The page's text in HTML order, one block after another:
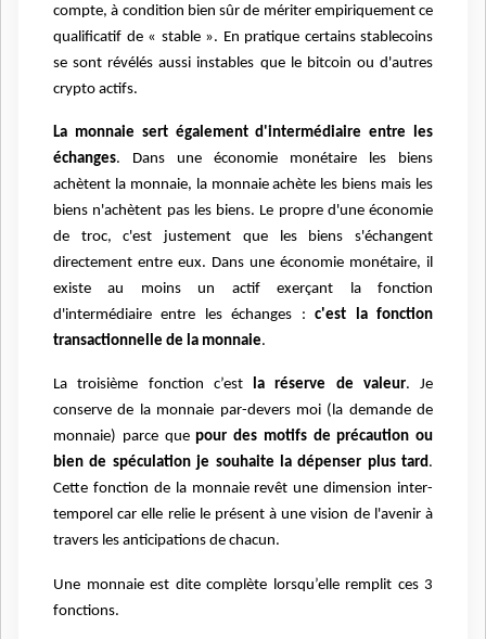
compte, à condition bien sûr de mériter empiriquement ce
qualificatif de « stable ». En pratique certains stablecoins
se sont révélés aussi instables que le bitcoin ou d'autres
crypto actifs.
La monnaie sert également d'intermédiaire entre les
échanges. Dans une économie monétaire les biens
achètent la monnaie, la monnaie achète les biens mais les
biens n'achètent pas les biens. Le propre d'une économie
de troc, c'est justement que les biens s'échangent
directement entre eux. Dans une économie monétaire, il
existe au moins un actif exerçant la fonction
d'intermédiaire entre les échanges :c'est la fonction
transactionnelle de la monnaie.
La troisième fonction c’est la réserve de valeur. Je
conserve de la monnaie par-devers moi (la demande de
monnaie) parce quepour des motifs de précaution ou
bien de spéculation je souhaite la dépenser plus tard.
Cette fonction de la monnaie revêt une dimension inter-
temporel car elle relie le présent à une vision de l'avenir à
travers les anticipations de chacun.
Une monnaie est dite complète lorsqu’elle remplit ces 3
fonctions.